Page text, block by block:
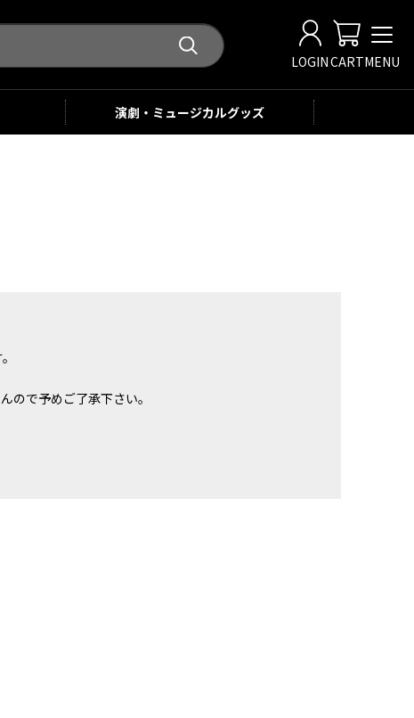
LOGINCARTMENU
演劇・ミュージカルグッズ
で予めご了承下さい。